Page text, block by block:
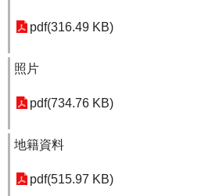
pdf(316.49 KB)
照片
pdf(734.76 KB)
地籍資料
pdf(515.97 KB)